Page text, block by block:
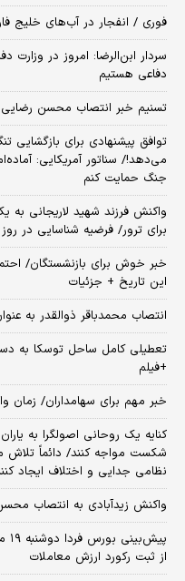
فوری / انفجار در آب‌های خلیج
سردار ابن‌الرضا: امروز در
دفاعی هستیم
تسنیم خبر انتصاب محسن
می‌دهد!/ سناتور آمریکایی:
جنگ حمایت کنم
واکنش فرزند شهید لاریجانی به
برای ترور/ فرضیه شناسایی در
خبر خوش برای بازنشستگان/
این تاریخ + جزئیات
انتصاب محمدباقر ذوالقدر به
تعطیلی کامل ساحل توسکا به
+فیلم
خبر مهم برای سهامداران/
کنایه یک روحانی اصولگرا به
شکست مواجه کنند/ دائماً تلاش
نظامی جدایی و اختلاف ایجاد
واکنش زیدآبادی به انتصاب
از ثبت رکورد ارزش معاملات